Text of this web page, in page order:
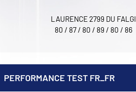
LAURENCE 2799 DU FALGI
80 / 87 / 80 / 89 / 80 / 86
PERFORMANCE TEST FR_FR